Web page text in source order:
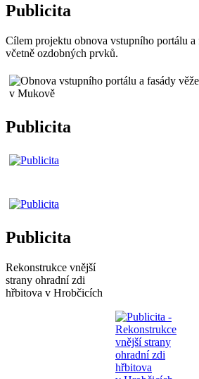
Publicita
Cílem projektu obnova vstupního portálu a
včetně ozdobných prvků.
Publicita
Publicita
Rekonstrukce vnější
strany ohradní zdi
hřbitova v Hrobčicích